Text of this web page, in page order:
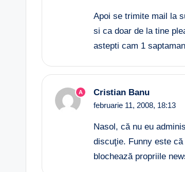
Apoi se trimite mail la
si ca doar de la tine
astepti cam 1
A Cristian Banu
februarie 11, 2008, 18:13
Nasol, că nu eu
discuţie. Funny este
blochează propriile